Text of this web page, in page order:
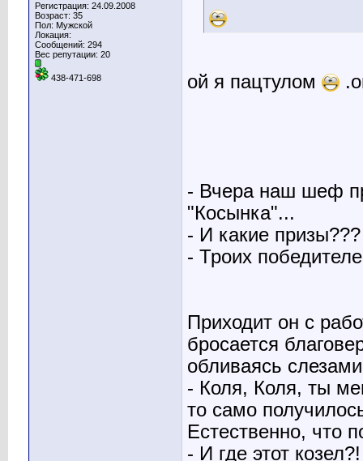
Регистрация: 24.09.2008
Возраст: 35
Пол: Мужской
Локация:
Сообщений: 294
Вес репутации: 20
438-471-698 ой я пацтулом
- Вчера наш шеф
"Косынка"...
- И какие призы???
- Троих
Приходит он с
бросается
обливаясь
- Коля, Коля, ты
то само
Естественно, что
- И где этот